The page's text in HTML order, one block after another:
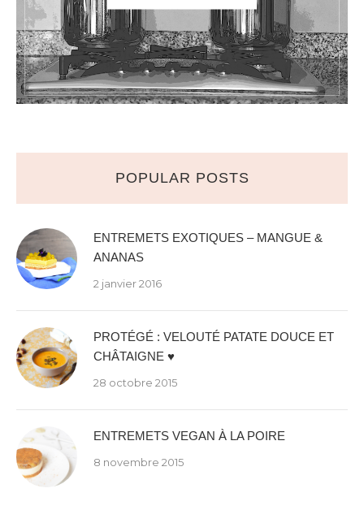
POPULAR POSTS
ENTREMETS EXOTIQUES – MANGUE &
ANANAS
2 janvier 2016
PROTÉGÉ : VELOUTÉ PATATE DOUCE ET
CHÂTAIGNE ♥
28 octobre 2015
ENTREMETS VEGAN À LA POIRE
8 novembre 2015